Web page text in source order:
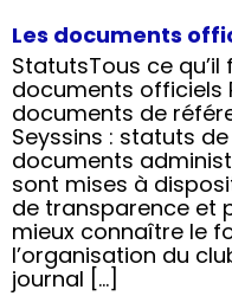
Les documents
StatutsTous ce
documents officiels
documents de
Seyssins : statuts
documents
sont mises à
de transparence et
mieux connaître le
l’organisation du
journal […]